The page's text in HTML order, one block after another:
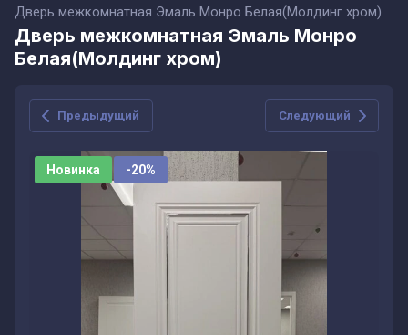
Дверь межкомнатная Эмаль Монро Белая(Молдинг хром)
Дверь межкомнатная Эмаль Монро
Белая(Молдинг хром)
Предыдущий Следующий
Новинка -20%